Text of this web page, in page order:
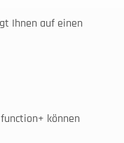
Ihnen auf einen
können